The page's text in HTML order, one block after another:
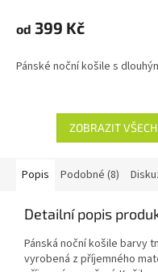
od 399 Kč
Pánské noční košile s
ZOBRAZIT
Popis Podobné (8)
Detailní popis
Pánská noční košile barvy
vyrobená z příjemného